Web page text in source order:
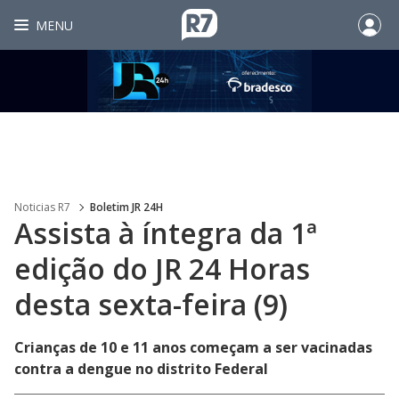
MENU
Noticias R7 Boletim JR 24H
Assista à íntegra da 1ª
edição do JR 24 Horas
desta sexta-feira (9)
Crianças de 10 e 11 anos começam a ser vacinadas
contra a dengue no distrito Federal